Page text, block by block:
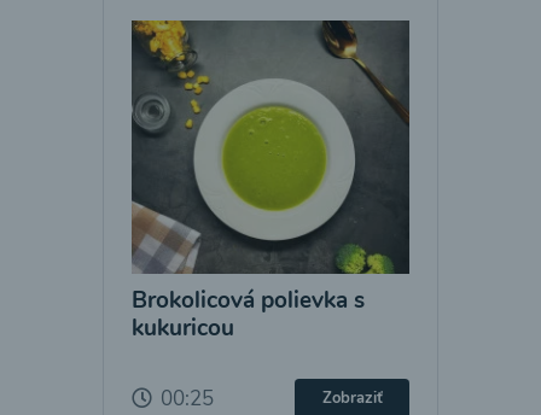
Brokolicová polievka s
kukuricou
00:25 Zobraziť